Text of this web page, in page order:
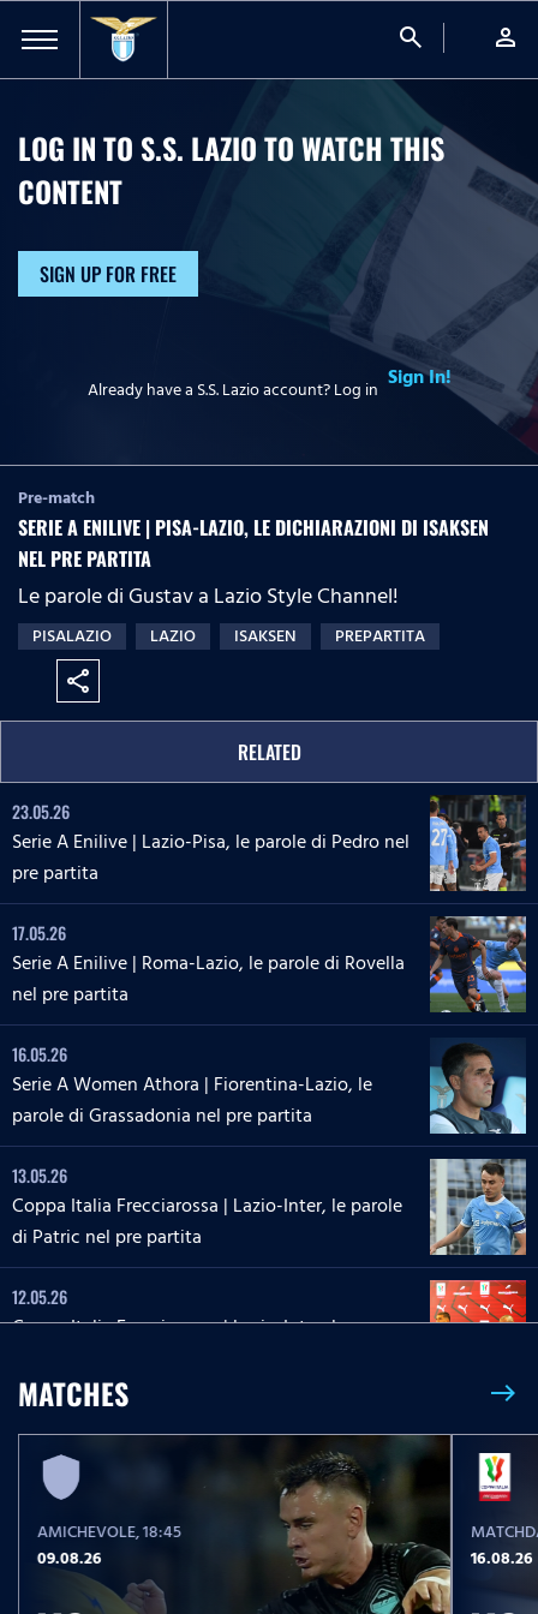
search person
LOG IN TO S.S. LAZIO TO WATCHTHIS
CONTENT
SIGN UP FOR FREE
Already have a S.S. Lazio account? Log in Sign In!
Pre-match
SERIE A ENILIVE | PISA-LAZIO, LE DICHIARAZIONI DI ISAKSEN
NEL PRE PARTITA
Le parole di Gustav a Lazio Style Channel!
PISALAZIO LAZIO ISAKSEN PREPARTITA
share
RELATED
23.05.26
Serie A Enilive | Lazio-Pisa, le parole di Pedro nel
pre partita
17.05.26
Serie A Enilive | Roma-Lazio, le parole di Rovella
nel pre partita
16.05.26
Serie A Women Athora | Fiorentina-Lazio, le
parole di Grassadonia nel pre partita
13.05.26
Coppa Italia Frecciarossa | Lazio-Inter, le parole
di Patric nel pre partita
12.05.26
Coppa Italia Frecciarossa | Lazio-Inter, la
Serie A Enilive | Lazio-Inter, le parole di Dele-
Bashiru nel pre partita
04.05.26
Serie A Enilive | Cremonese-Lazio, le parole di
Isaksen nel pre partita
MATCHES east
AMICHEVOLE, 18:45
09.08.26
16.08.26